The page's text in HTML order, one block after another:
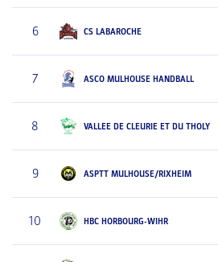
6 CS LABAROCHE
7 ASCO MULHOUSE HANDBALL
8 VALLEE DE CLEURIE ET DU THOLY
9 ASPTT MULHOUSE/RIXHEIM
10 HBC HORBOURG-WIHR